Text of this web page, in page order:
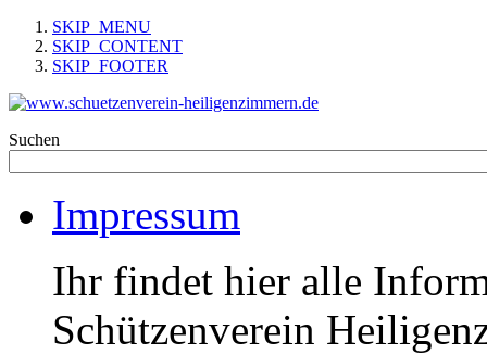
SKIP_MENU
SKIP_CONTENT
SKIP_FOOTER
Suchen
Impressum
Ihr findet hier alle
Schützenverein